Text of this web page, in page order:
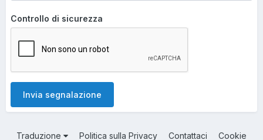
Controllo di sicurezza
Invia segnalazione
Traduzione Politica sulla Privacy Contattaci Cookie